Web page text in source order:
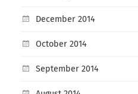
December 2014
October 2014
September 2014